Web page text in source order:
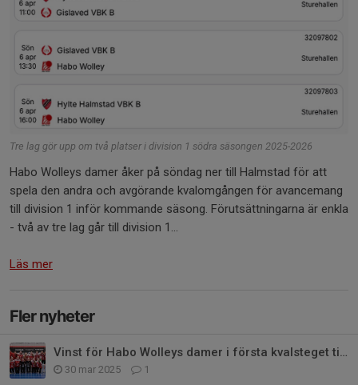
Tre lag gör upp om två platser i division 1 södra säsongen 2025-2026
Habo Wolleys damer åker på söndag ner till Halmstad för att
spela den andra och avgörande kvalomgången för avancemang
till division 1 inför kommande säsong. Förutsättningarna är enkla
- två av tre lag går till division 1...
Läs mer
Fler nyheter
Vinst för Habo Wolleys damer i första kvalsteget till division 1!
30 mar 2025 1